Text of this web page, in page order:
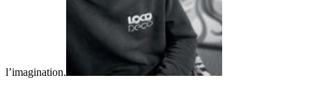
l’imagination.